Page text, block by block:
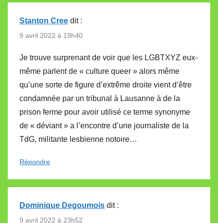
Stanton Cree dit :
9 avril 2022 à 19h40
Je trouve surprenant de voir que les LGBTXYZ eux-
même parlent de « culture queer » alors même
qu’une sorte de figure d’extrême droite vient d’être
condamnée par un tribunal à Lausanne à de la
prison ferme pour avoir utilisé ce terme synonyme
de « déviant » a l’encontre d’une journaliste de la
TdG, militante lesbienne notoire…
Répondre
Dominique Degoumois dit :
9 avril 2022 à 23h52